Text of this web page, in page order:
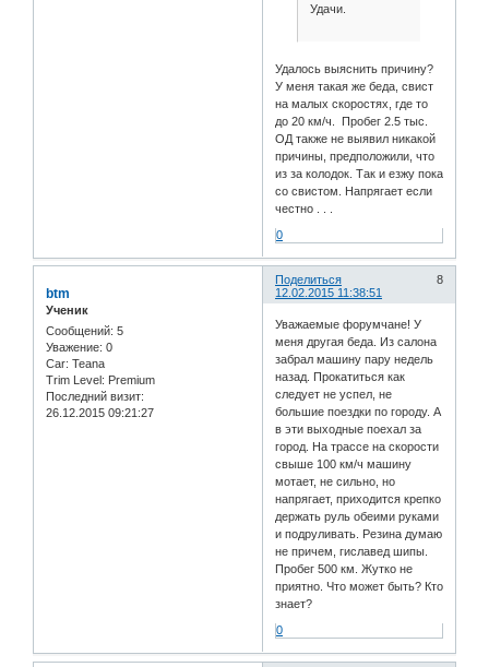
Удачи.
Удалось выяснить причину?
У меня такая же беда, свист
на малых скоростях, где то
до 20 км/ч. Пробег 2.5 тыс.
ОД также не выявил никакой
причины, предположили, что
из за колодок. Так и езжу пока
со свистом. Напрягает если
честно . . .
0
Поделиться
8
12.02.2015 11:38:51
btm
Ученик
Сообщений: 5
Уважение: 0
Car: Teana
Trim Level: Premium
Последний визит:
26.12.2015 09:21:27
Уважаемые форумчане! У
меня другая беда. Из салона
забрал машину пару недель
назад. Прокатиться как
следует не успел, не
большие поездки по городу. А
в эти выходные поехал за
город. На трассе на скорости
свыше 100 км/ч машину
мотает, не сильно, но
напрягает, приходится крепко
держать руль обеими руками
и подруливать. Резина думаю
не причем, гиславед шипы.
Пробег 500 км. Жутко не
приятно. Что может быть? Кто
знает?
0